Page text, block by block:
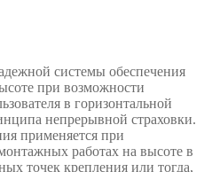
системы обеспечения
при возможности
в горизонтальной
непрерывной страховки.
применяется при
работах на высоте в
точек крепления или тогда,